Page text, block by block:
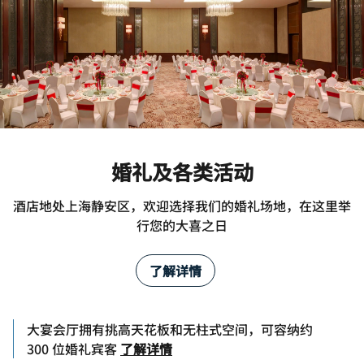
婚礼及各类活动
酒店地处上海静安区，欢迎选择我们的婚礼场地，在这里举
行您的大喜之日
了解详情
大宴会厅拥有挑高天花板和无柱式空间，可容纳约
300 位婚礼宾客 了解详情